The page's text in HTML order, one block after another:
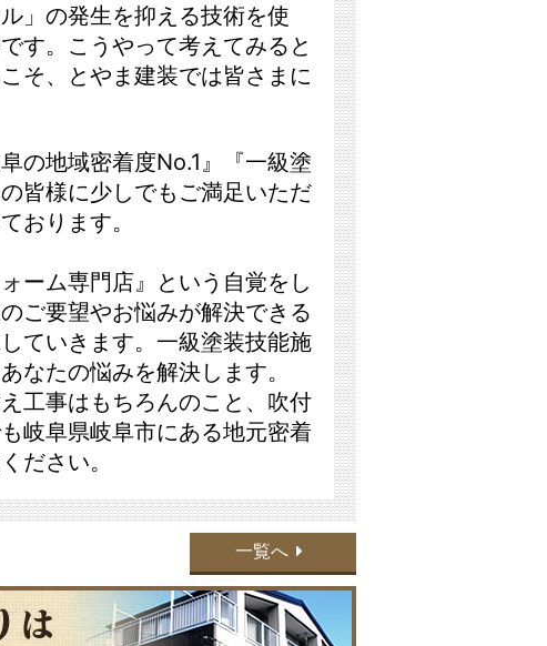
」の発生を抑える技術を使
す。こうやって考えてみると
そ、とやま建装では皆さまに
の地域密着度No.1』『一級塗
皆様に少しでもご満足いただ
おります。
ーム専門店』という自覚をし
ご要望やお悩みが解決できる
ていきます。一級塗装技能施
なたの悩みを解決します。
工事はもちろんのこと、吹付
岐阜県岐阜市にある地元密着
ださい。
一覧へ